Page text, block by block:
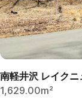
1,629.00m²